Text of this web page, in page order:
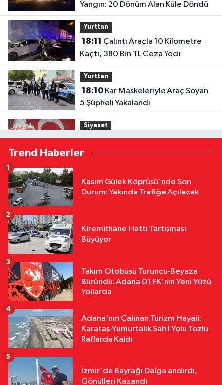
Yangın: 20 Dönüm Alan Küle Döndü
Yurttan
18:11
Kaçtı, 380 Bin TL Ceza Yedi
Yurttan
18:10Kar Maskeleriyle Araç Soyan
5 Şüpheli Yakalandı
Siyaset
17:02MHP Adana İl Başkanı Hakan
Yıldırım'dan Ayyüce Türkeş Taş'a
16:59Arda Bitirgiç, Yeni Mersin
14:57Şevkin'den Meclis'te Çocuk
Gündem
14:54Zeydan Karalar'dan Acı Kaza
Trend Haberler
Kasım Gülek Köprüsü'nde Son
Durum: Yakında Trafiğe Açılacak
1
Kiremithane Hattı Tartışması
Büyüyor
2
Takım Otobüsü Turuncu-Beyaza
Büründü: Adana 01 FK'nın Yeni Yüzü
Yollarda
3
Adana'nın Çalınan Turizm Hayali:
Karataş-Yumurtalık Sahil Yolu Tozlu
Raflarda Kaldı
4
İzmir'de Bayrağı Dalgalandırdı,
Gönülleri Kazandı
5